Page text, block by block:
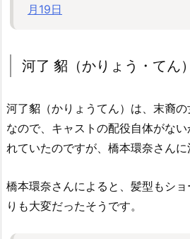
月19日
河了 貂（かりょう・てん
河了貂（かりょうてん）は、末裔
なので、キャストの配役自体がな
れていたのですが、橋本環奈さんに
橋本環奈さんによると、髪型もシ
りも大変だったそうです。